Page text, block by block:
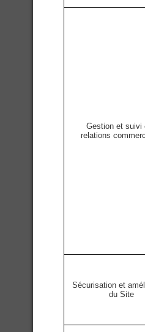
Gestion et suivi
relations
Sécurisation et
du Site